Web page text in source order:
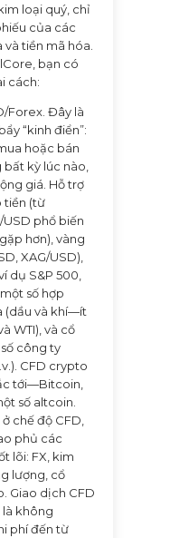
loại quý, chỉ
của các
tiền mã hóa.
bạn có
cách:
Forex. Đây là
“kinh điển”:
hoặc bán
kỳ lúc nào,
giá. Hỗ trợ
tiền (từ
USD phổ biến
hơn), vàng
XAG/USD),
dụ S&P 500,
số hợp
(dầu và khí—ít
WTI), và cổ
công ty
CFD crypto
tới—Bitcoin,
số altcoin.
chế độ CFD,
phủ các
lõi: FX, kim
lượng, cổ
Giao dịch CFD
không
phí đến từ